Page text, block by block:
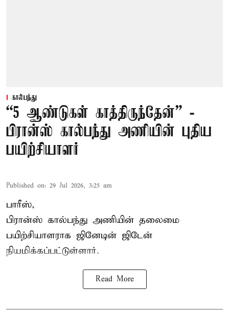
கால்பந்து
“5 ஆண்டுகள் காத்திருந்தேன்” -
பிரான்ஸ் கால்பந்து அணியின் புதிய
பயிற்சியாளர்
Published on: 29 Jul 2026, 3:25 am
பாரீஸ்,
பிரான்ஸ் கால்பந்து அணியின் தலைமை
பயிற்சியாளராக ஜினேடின் ஜிடேன்
நியமிக்கப்பட்டுள்ளார்.
Read More